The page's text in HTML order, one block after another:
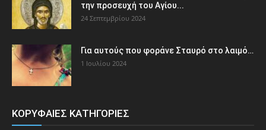
την προσευχή του Αγίου...
24 Σεπτεμβρίου 2024
Για αυτούς που φοράνε Σταυρό στο λαιμό…
1 Ιουλίου 2024
ΚΟΡΥΦΑΙΕΣ ΚΑΤΗΓΟΡΙΕΣ